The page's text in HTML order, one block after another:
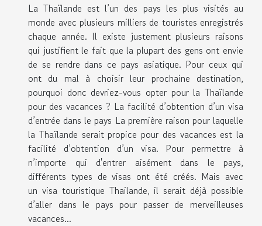
La Thaïlande est l’un des pays les plus visités au
monde avec plusieurs milliers de touristes enregistrés
chaque année. Il existe justement plusieurs raisons
qui justifient le fait que la plupart des gens ont envie
de se rendre dans ce pays asiatique. Pour ceux qui
ont du mal à choisir leur prochaine destination,
pourquoi donc devriez-vous opter pour la Thaïlande
pour des vacances ? La facilité d’obtention d’un visa
d’entrée dans le pays La première raison pour laquelle
la Thaïlande serait propice pour des vacances est la
facilité d’obtention d’un visa. Pour permettre à
n’importe qui d'entrer aisément dans le pays,
différents types de visas ont été créés. Mais avec
un visa touristique Thailande, il serait déjà possible
d’aller dans le pays pour passer de merveilleuses
vacances...